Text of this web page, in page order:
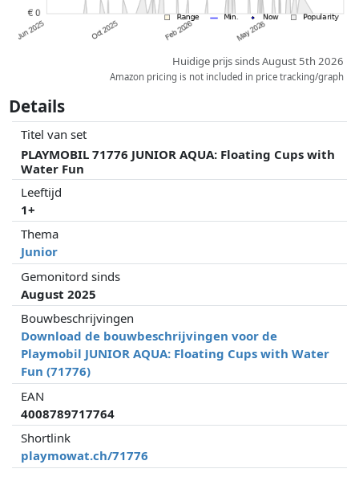
Huidige prijs sinds August 5th 2026
Amazon pricing is not included in price tracking/graph
Details
Titel van set
PLAYMOBIL 71776 JUNIOR AQUA: Floating Cups with
Water Fun
Leeftijd
1+
Thema
Junior
Gemonitord sinds
August 2025
Bouwbeschrijvingen
Download de bouwbeschrijvingen voor de
Playmobil JUNIOR AQUA: Floating Cups with Water
Fun (71776)
EAN
4008789717764
Shortlink
playmowat.ch/71776